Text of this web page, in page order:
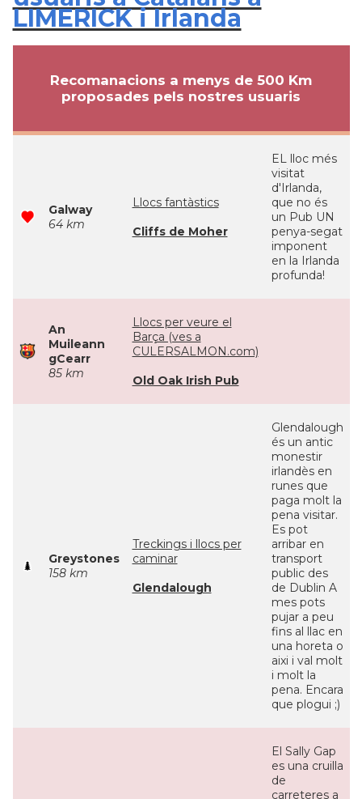
LIMERICK i Irlanda
Recomanacions a menys de 500 Km
proposades pels nostres usuaris
Galway
64 km
Llocs fantàstics
Cliffs de Moher
EL lloc més
visitat
d'Irlanda,
que no és
un Pub UN
penya-segat
imponent
en la Irlanda
profunda!
An
Muileann
gCearr
85 km
Llocs per veure el
Barça (ves a
CULERSALMON.com)
Old Oak Irish Pub
Greystones
158 km
Treckings i llocs per
caminar
Glendalough
Glendalough
és un antic
monestir
irlandès en
runes que
paga molt la
pena visitar.
Es pot
arribar en
transport
public des
de Dublin A
mes pots
pujar a peu
fins al llac en
una horeta o
aixi i val molt
i molt la
pena. Encara
que plogui ;)
El Sally Gap
es una cruilla
de
carreteres a